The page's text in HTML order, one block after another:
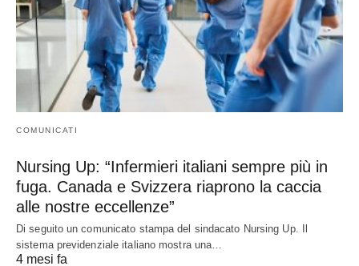
COMUNICATI
Nursing Up: “Infermieri italiani sempre più in
fuga. Canada e Svizzera riaprono la caccia
alle nostre eccellenze”
Di seguito un comunicato stampa del sindacato Nursing Up. Il
sistema previdenziale italiano mostra una…
4 mesi fa